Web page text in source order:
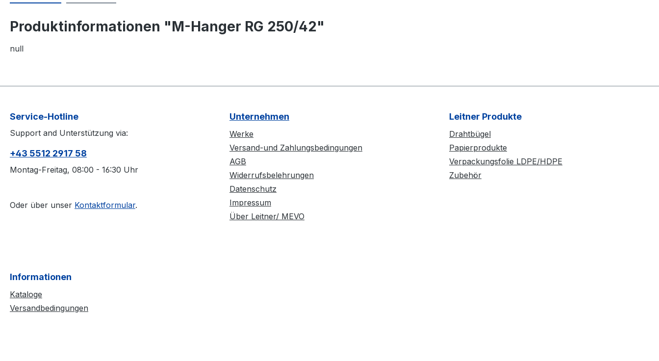
Produktinformationen "M-Hanger RG 250/42"
null
Service-Hotline
Support and Unterstützung via:
+43 5512 2917 58
Montag-Freitag, 08:00 - 16:30 Uhr
Oder über unser Kontaktformular.
Unternehmen
Werke
Versand-und Zahlungsbedingungen
AGB
Widerrufsbelehrungen
Datenschutz
Impressum
Über Leitner/ MEVO
Leitner Produkte
Drahtbügel
Papierprodukte
Verpackungsfolie LDPE/HDPE
Zubehör
Informationen
Kataloge
Versandbedingungen